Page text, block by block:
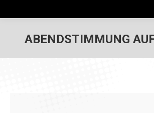
ABENDSTIMMUNG